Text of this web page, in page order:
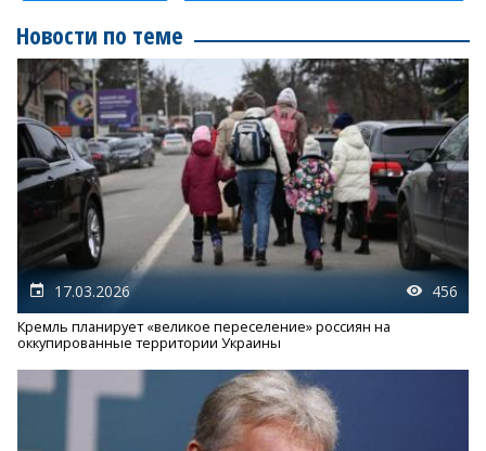
Новости по теме
17.03.2026 456
Кремль планирует «великое переселение» россиян на
оккупированные территории Украины